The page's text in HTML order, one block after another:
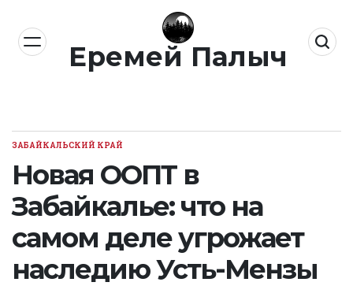
содержимомуЕремей Палыч
ОПУБЛИКОВАНО
ЗАБАЙКАЛЬСКИЙ КРАЙ
Новая ООПТ в
Забайкалье: что на
самом деле угрожает
наследию Усть-Мензы